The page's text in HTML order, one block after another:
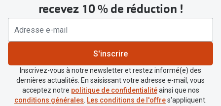
recevez 10 % de réduction !
S'inscrire
Inscrivez-vous à notre newsletter et restez informé(e) des
dernières actualités. En saisissant votre adresse e-mail, vous
acceptez notre politique de confidentialitéainsi que nos
conditions générales. Les conditions de l'offres'appliquent.